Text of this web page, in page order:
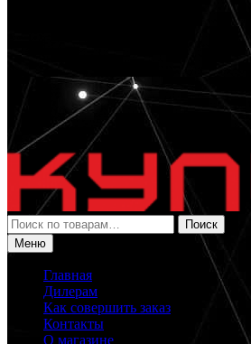
Искать:
Поиск
Меню
Главная
Дилерам
Как совершить заказ
Контакты
О магазине